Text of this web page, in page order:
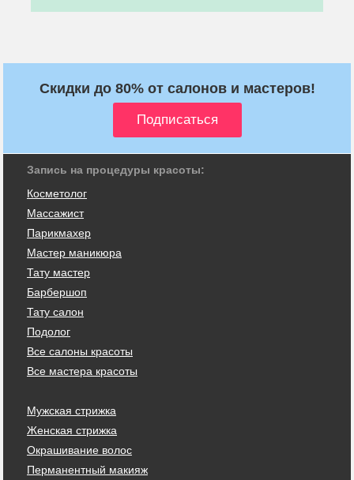
Скидки до 80% от салонов и мастеров!
Запись на процедуры красоты:
Косметолог
Массажист
Парикмахер
Мастер маникюра
Тату мастер
Барбершоп
Тату салон
Подолог
Все салоны красоты
Все мастера красоты
Мужская стрижка
Женская стрижка
Окрашивание волос
Перманентный макияж